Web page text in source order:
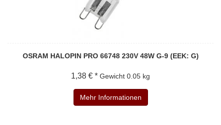
OSRAM HALOPIN PRO 66748 230V 48W G-9 (EEK: G)
1,38 € * Gewicht 0.05 kg
Mehr Informationen